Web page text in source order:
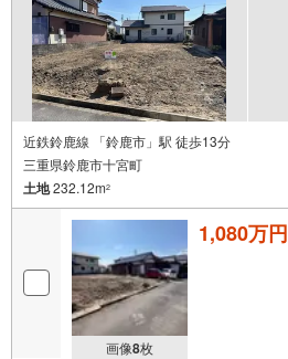
近鉄鈴鹿線 「鈴鹿市」駅 徒歩13分
三重県鈴鹿市十宮町
土地232.12m2
画像8枚
1,080万円